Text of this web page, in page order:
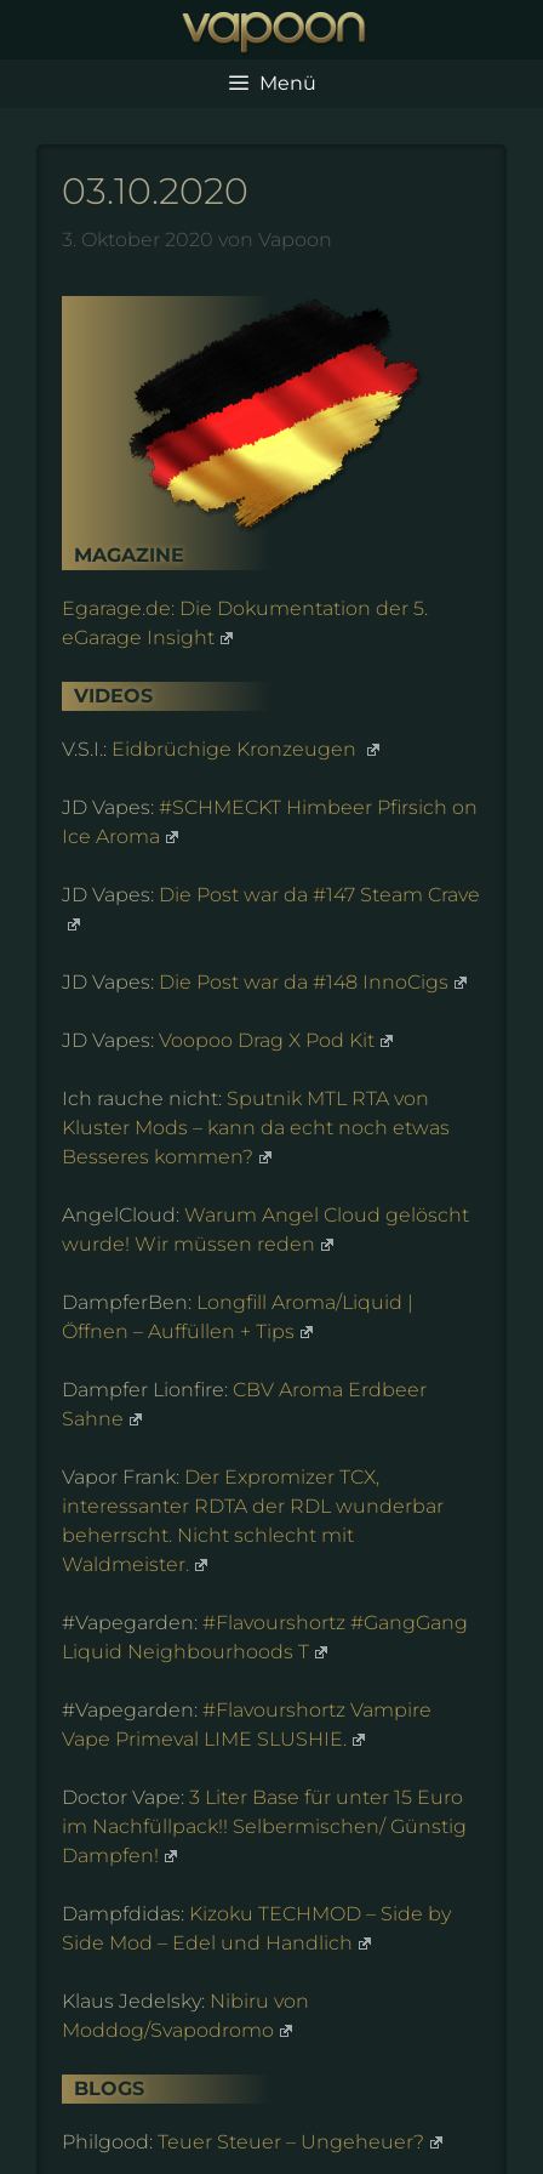
Menü
03.10.2020
3. Oktober 2020 von Vapoon
MAGAZINE
Egarage.de: Die Dokumentation der 5.
eGarage Insight
VIDEOS
V.S.I.: Eidbrüchige Kronzeugen
JD Vapes: #SCHMECKT Himbeer Pfirsich on
Ice Aroma
JD Vapes: Die Post war da #147 Steam Crave
JD Vapes: Die Post war da #148 InnoCigs
JD Vapes: Voopoo Drag X Pod Kit
Ich rauche nicht: Sputnik MTL RTA von
Kluster Mods – kann da echt noch etwas
Besseres kommen?
AngelCloud: Warum Angel Cloud gelöscht
wurde! Wir müssen reden
DampferBen: Longfill Aroma/Liquid |
Öffnen – Auffüllen + Tips
Dampfer Lionfire: CBV Aroma Erdbeer
Sahne
Vapor Frank: Der Expromizer TCX,
interessanter RDTA der RDL wunderbar
beherrscht. Nicht schlecht mit
Waldmeister.
#Vapegarden: #Flavourshortz #GangGang
Liquid Neighbourhoods T
#Vapegarden: #Flavourshortz Vampire
Vape Primeval LIME SLUSHIE.
Doctor Vape: 3 Liter Base für unter 15 Euro
im Nachfüllpack!! Selbermischen/ Günstig
Dampfen!
Dampfdidas: Kizoku TECHMOD – Side by
Side Mod – Edel und Handlich
Klaus Jedelsky: Nibiru von
Moddog/Svapodromo
BLOGS
Philgood: Teuer Steuer – Ungeheuer?